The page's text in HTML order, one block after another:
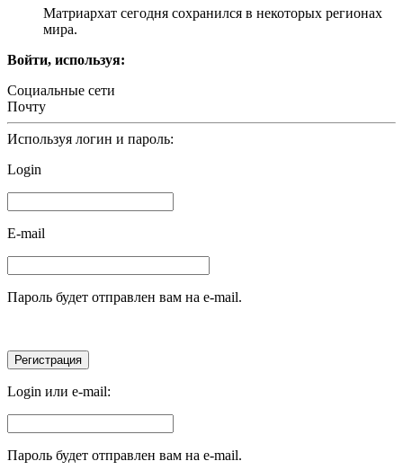
Матриархат сегодня сохранился в некоторых регионах
мира.
Войти, используя:
Социальные сети
Почту
Используя логин и пароль:
Login
E-mail
Пароль будет отправлен вам на e-mail.
Login или e-mail:
Пароль будет отправлен вам на e-mail.